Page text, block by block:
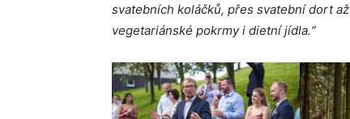
svatebních koláčků, přes svatební dort
vegetariánské pokrmy i dietní jídla.“